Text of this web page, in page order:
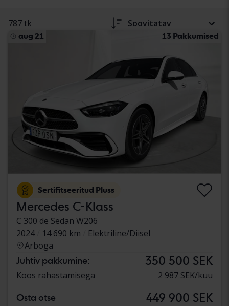
787 tk Soovitatav
aug 21 13 Pakkumised
Sertifitseeritud Pluss
Mercedes C-Klass
C 300 de Sedan W206
2024
14 690 km
Elektriline/Diisel
Arboga
Juhtiv pakkumine: 350 500 SEK
Koos rahastamisega 2 987 SEK/kuu
Osta otse 449 900 SEK